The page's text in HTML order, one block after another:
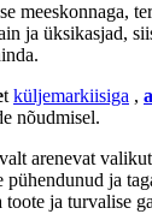
meeskonnaga,
ja üksikasjad,
t küljemarkiisiga ,
nõudmisel.
arenevat
ja
toote ja turvalise